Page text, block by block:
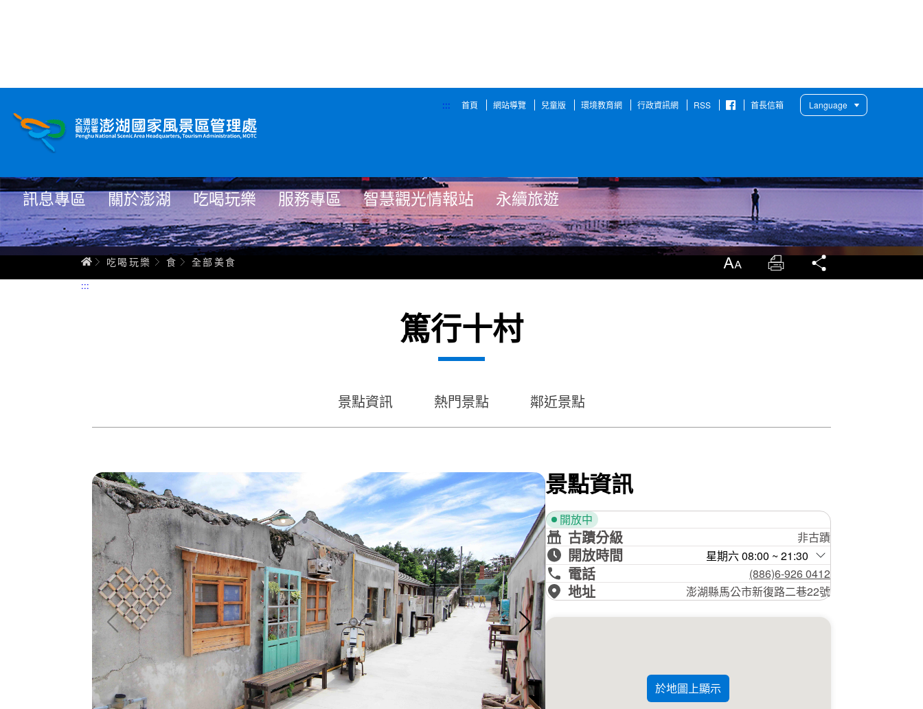
跳
::: 首頁 網站導覽 兒童版 環境教育網 行政資訊網 RSS
臉
絲
首長信箱 Language
訊息專區 關於澎湖 吃喝玩樂 服務專區 智慧觀光情報站 永續旅遊
全部美食
首頁吃喝玩樂 食 全部美食 放大 列印
:::
篤行十村
景點資訊 熱門景點 鄰近景點
景點資訊
開放中
古蹟分級 非古蹟
開放時間 星期六 08:00 ~ 21:30
電話 (886)6-926 0412
地址 澎湖縣馬公市新復路二巷22號
於地圖上顯示